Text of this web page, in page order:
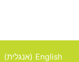
English
(אנגלית)